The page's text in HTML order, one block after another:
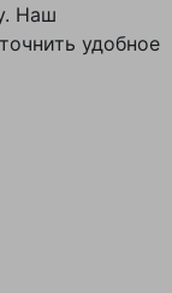
Наш
удобное